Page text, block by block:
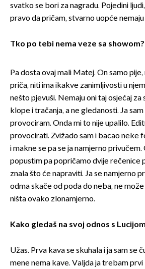
svatko se bori za nagradu. Pojedini
pravo da pričam, stvarno uopće
Tko po tebi nema veze sa showom?
Pa dosta ovaj mali Matej. On samo
priča, niti ima ikakve zanimljivosti u
nešto pjevuši. Nemaju oni taj osjećaj za
klope i tračanja, a ne gledanosti. Ja
provociram. Onda mi to nije upalilo.
provocirati. Zvižado sam i bacao neke
i makne se pa se ja namjerno
popustim pa popričamo dvije rečenice
znala što će napraviti. Ja se namjerno
odma skače od poda do neba, ne može
ništa ovako zlonamjerno.
Kako gledaš na svoj odnos s Lucijom
Užas. Prva kava se skuhala i ja sam se
mene nema kave. Valjda ja trebam